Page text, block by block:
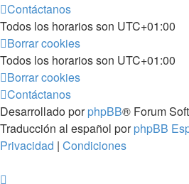
Contáctanos
Todos los horarios son UTC+01:00
Borrar cookies
Todos los horarios son UTC+01:00
Borrar cookies
Contáctanos
Desarrollado porphpBB® Forum
Traducción al español porphpBB
Privacidad | Condiciones